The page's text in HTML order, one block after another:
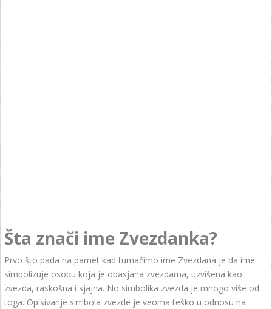
Šta znači ime Zvezdanka?
Prvo što pada na pamet kad tumačimo ime Zvezdana je da ime
simbolizuje osobu koja je obasjana zvezdama, uzvišena kao
zvezda, raskošna i sjajna. No simbolika zvezda je mnogo više od
toga. Opisivanje simbola zvezde je veoma teško u odnosu na